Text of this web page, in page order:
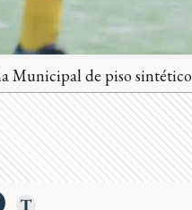
Municipal de piso sintético